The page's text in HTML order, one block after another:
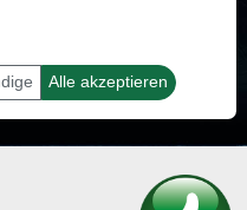
sein.
Alle akzeptieren